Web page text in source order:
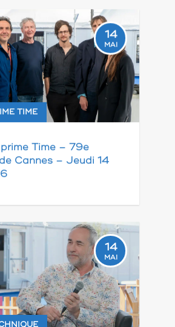
14
MAI
TIME
Time – 79e
Cannes – Jeudi 14
14
MAI